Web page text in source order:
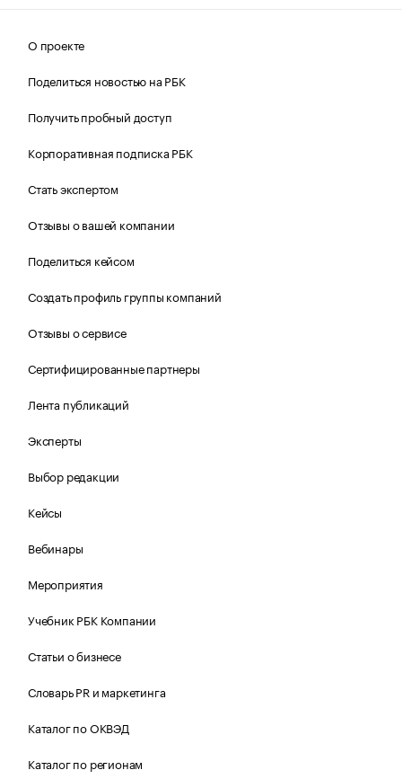
О проекте
Поделиться новостью на РБК
Получить пробный доступ
Корпоративная подписка РБК
Стать экспертом
Отзывы о вашей компании
Поделиться кейсом
Создать профиль группы компаний
Отзывы о сервисе
Сертифицированные партнеры
Лента публикаций
Эксперты
Выбор редакции
Кейсы
Вебинары
Мероприятия
Учебник РБК Компании
Статьи о бизнесе
Словарь PR и маркетинга
Каталог по ОКВЭД
Каталог по регионам